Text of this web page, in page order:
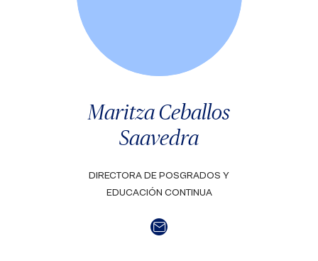
Maritza Ceballos
Saavedra
DIRECTORA DE POSGRADOS Y
EDUCACIÓN CONTINUA